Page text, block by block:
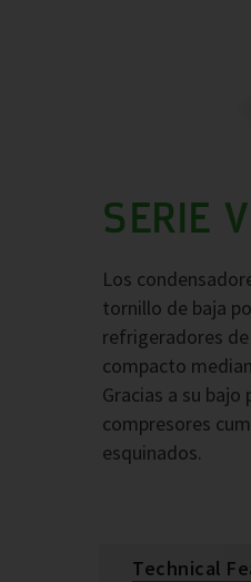
SERIE
Los
tornillo de baja
refrigeradores
compacto
Gracias a su
compresores
esquinados.
Technical